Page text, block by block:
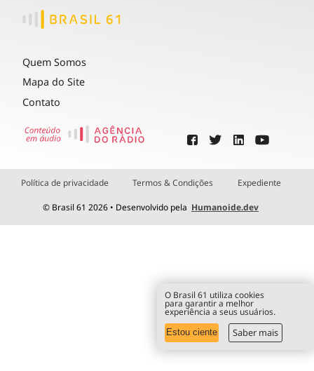
Quem Somos
Mapa do Site
Contato
Política de privacidade Termos & Condições Expediente
© Brasil 61 2026 • Desenvolvido pela Humanoide.dev
O Brasil 61 utiliza cookies
para garantir a melhor
experiência a seus usuários.
Estou ciente Saber mais